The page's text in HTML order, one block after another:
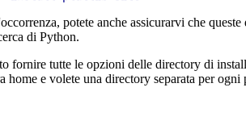
potete anche assicurarvi che
di Python.
fornire tutte le opzioni delle directory di
home e volete una directory separata per